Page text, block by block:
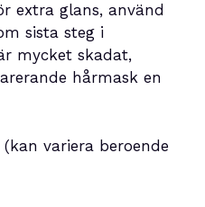
extra glans, använd
sista steg i
mycket skadat,
hårmask en
variera beroende